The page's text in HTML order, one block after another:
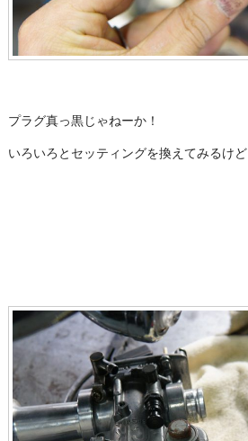
プラグ真っ黒じゃねーか！
いろいろとセッティングを換えてみるけど